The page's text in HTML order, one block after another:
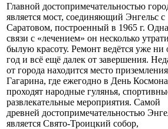
Главной достопримечательностью
является мост, соединяющий Энгельс с
Саратовом, построенный в 1965 г.
связи с «лечением» он несколько
былую красоту. Ремонт ведётся уже ни
год и всё ещё далек от завершения.
от города находится место
Гагарина, где ежегодно в День
проходят народные гулянья,
развлекательные мероприятия. Самой
древней достопримечательностью
является Свято-Троицкий собор,